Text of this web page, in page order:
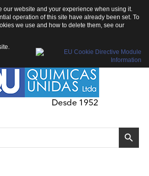
our website and your experience when using it.
operation of this site have already been set. To
we use and how to delete them, see our